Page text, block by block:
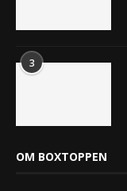
3
OM BOXTOPPEN